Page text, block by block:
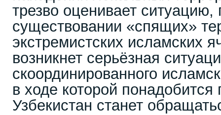
трезво оценивает ситуацию,
существовании «спящих»
экстремистских исламских
возникнет серьёзная
скоординированного
в ходе которой
Узбекистан станет